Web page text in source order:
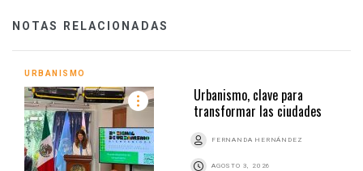
NOTAS RELACIONADAS
URBANISMO
Urbanismo, clave para
transformar las ciudades
FERNANDA HERNÁNDEZ
AGOSTO 3, 2026